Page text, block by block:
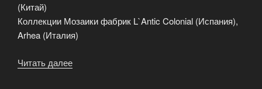
(Китай)
Коллекции Мозаики фабрик L`Antic Colonial (Испания),
Arhea (Италия)
Читать далее